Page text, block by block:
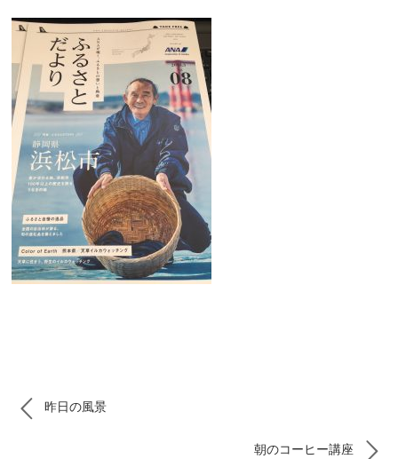
昨日の風景
朝のコーヒー講座